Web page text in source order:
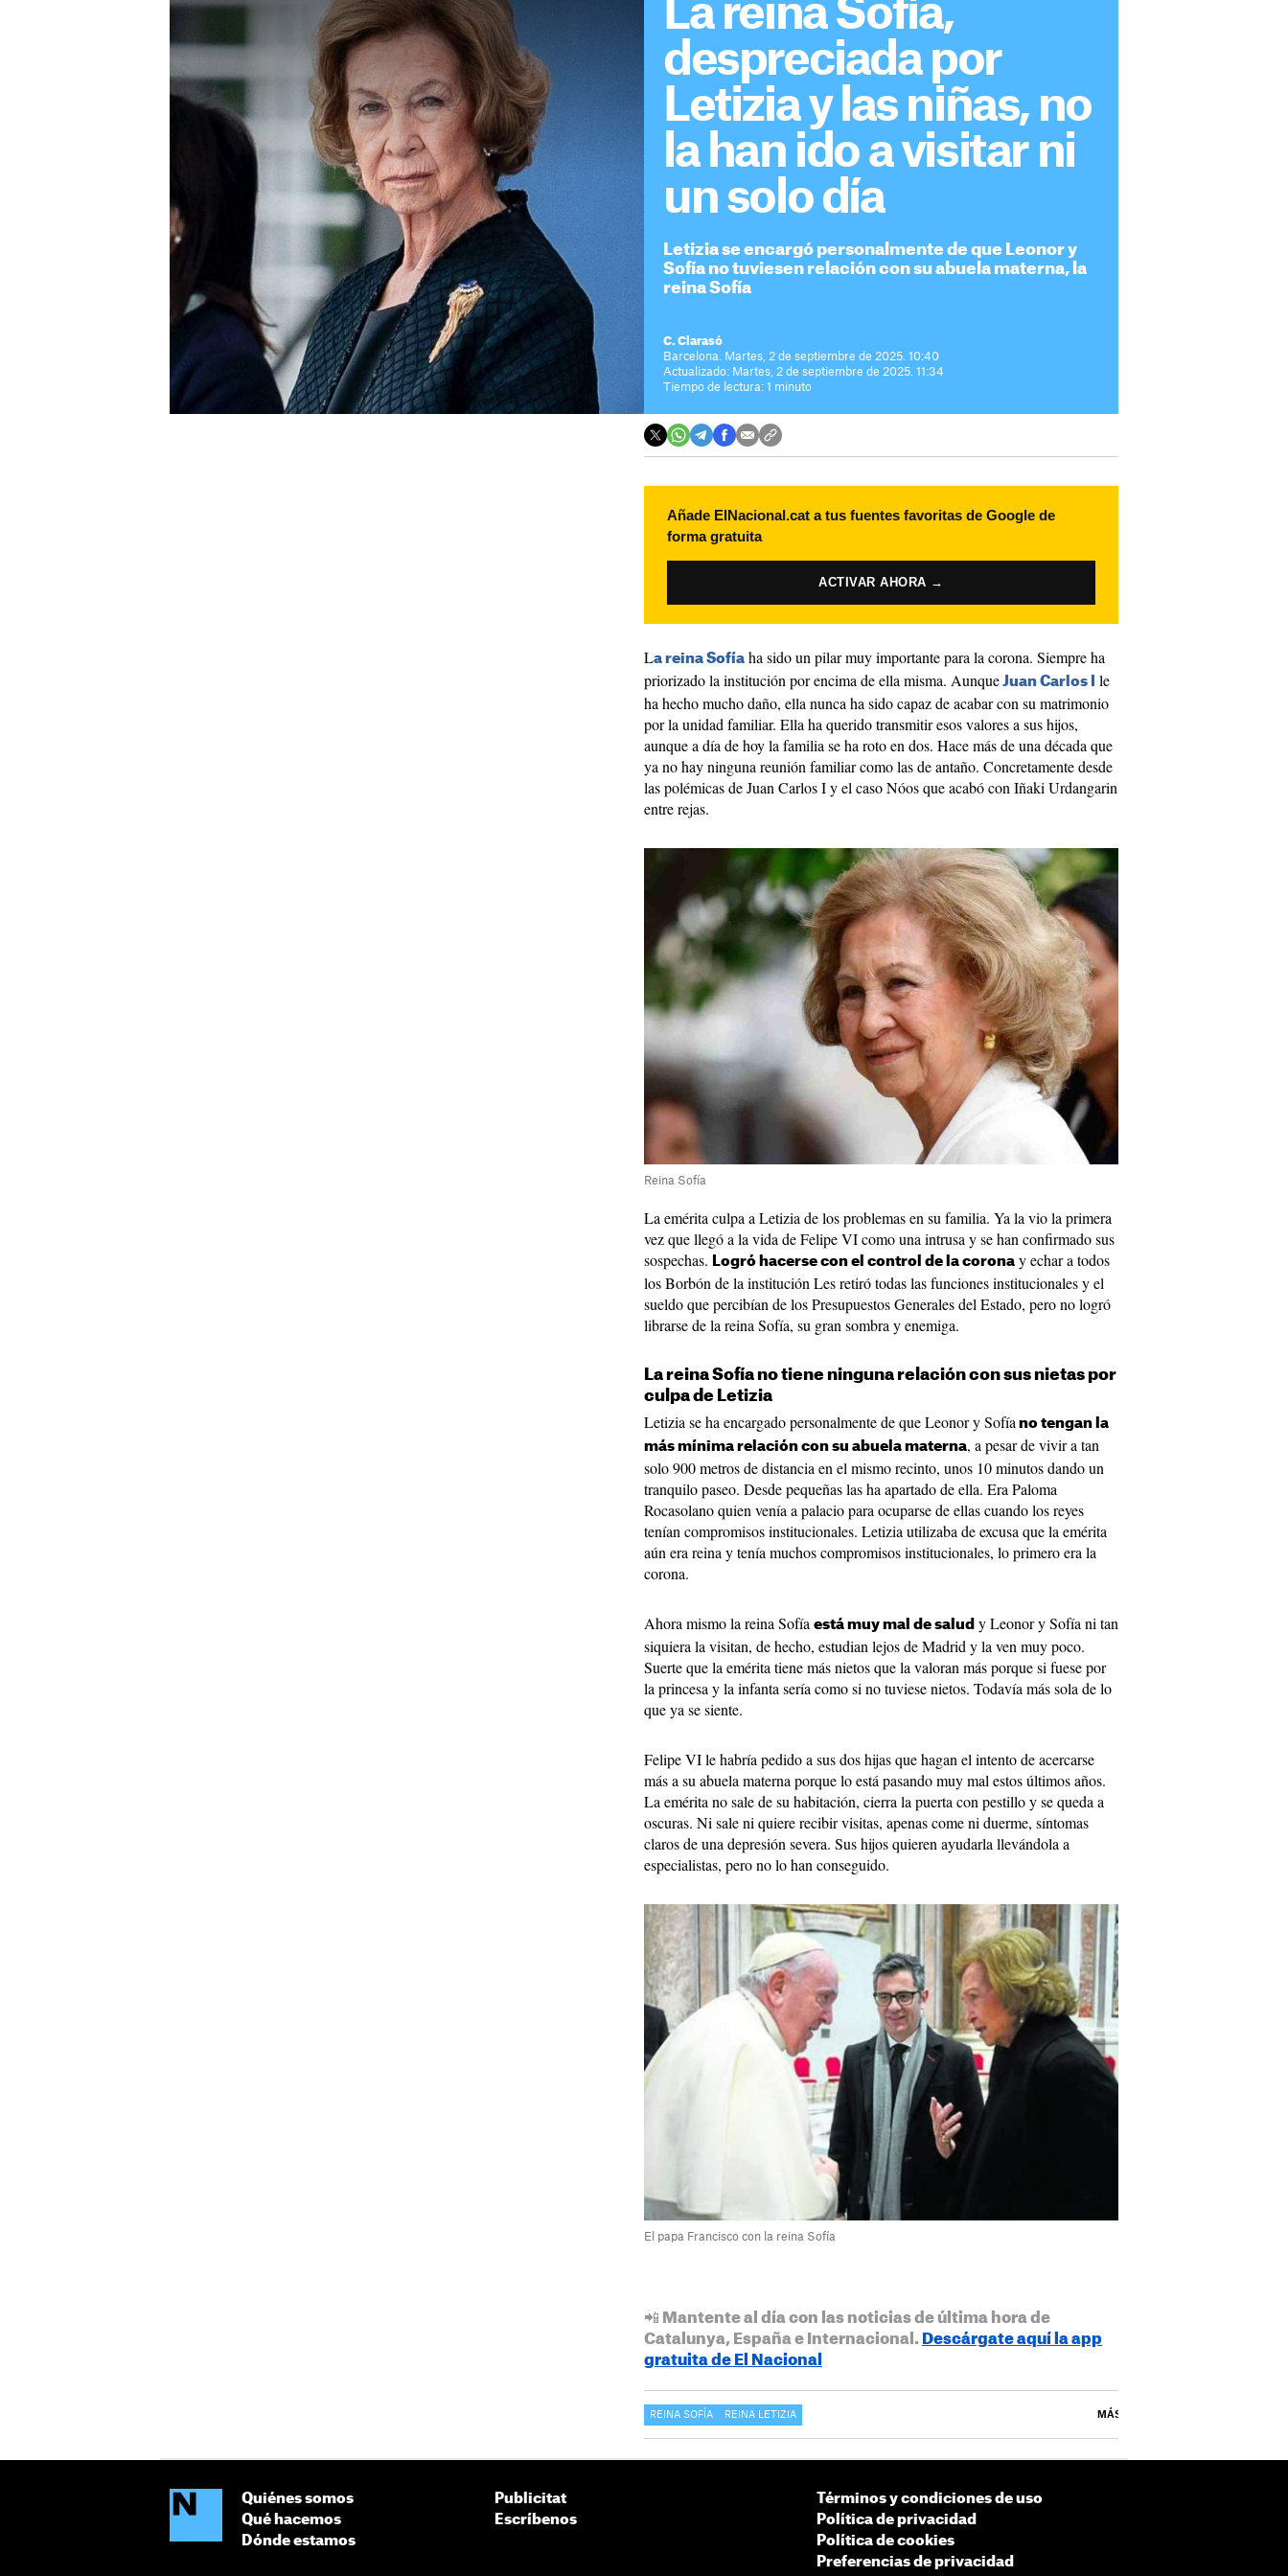
La reina Sofía,
despreciada por
Letizia y las niñas, no
la han ido a visitar ni
un solo día
Letizia se encargó personalmente de que Leonor y
Sofía no tuviesen relación con su abuela materna, la
reina Sofía
C. Clarasó
Barcelona. Martes, 2 de septiembre de 2025. 10:40
Actualizado: Martes, 2 de septiembre de 2025. 11:34
Tiempo de lectura: 1 minuto
Añade ElNacional.cat a tus fuentes favoritas de Google de
forma gratuita
ACTIVAR AHORA →
La reina Sofía ha sido un pilar muy importante para la corona. Siempre ha
priorizado la institución por encima de ella misma. Aunque Juan Carlos I
le
ha hecho mucho daño, ella nunca ha sido capaz de acabar con su matrimonio
por la unidad familiar. Ella ha querido transmitir esos valores a sus hijos,
aunque a día de hoy la familia se ha roto en dos. Hace más de una década que
ya no hay ninguna reunión familiar como las de antaño. Concretamente desde
las polémicas de Juan Carlos I y el caso Nóos que acabó con Iñaki Urdangarin
entre rejas.
Reina Sofía
La emérita culpa a Letizia de los problemas en su familia. Ya la vio la primera
vez que llegó a la vida de Felipe VI como una intrusa y se han confirmado sus
sospechas. Logró hacerse con el control de la corona y echar a todos
los Borbón de la institución Les retiró todas las funciones institucionales y el
sueldo que percibían de los Presupuestos Generales del Estado, pero no logró
librarse de la reina Sofía, su gran sombra y enemiga.
La reina Sofía no tiene ninguna relación con sus nietas por
culpa de Letizia
Letizia se ha encargado personalmente de que Leonor y Sofía no tengan la
más mínima relación con su abuela materna, a pesar de vivir a tan
solo 900 metros de distancia en el mismo recinto, unos 10 minutos dando un
tranquilo paseo. Desde pequeñas las ha apartado de ella. Era Paloma
Rocasolano quien venía a palacio para ocuparse de ellas cuando los reyes
tenían compromisos institucionales. Letizia utilizaba de excusa que la emérita
aún era reina y tenía muchos compromisos institucionales, lo primero era la
corona.
Ahora mismo la reina Sofía está muy mal de salud y Leonor y Sofía ni tan
siquiera la visitan, de hecho, estudian lejos de Madrid y la ven muy poco.
Suerte que la emérita tiene más nietos que la valoran más porque si fuese por
la princesa y la infanta sería como si no tuviese nietos. Todavía más sola de lo
que ya se siente.
Felipe VI le habría pedido a sus dos hijas que hagan el intento de acercarse
más a su abuela materna porque lo está pasando muy mal estos últimos años.
La emérita no sale de su habitación, cierra la puerta con pestillo y se queda a
oscuras. Ni sale ni quiere recibir visitas, apenas come ni duerme, síntomas
claros de una depresión severa. Sus hijos quieren ayudarla llevándola a
especialistas, pero no lo han conseguido.
El papa Francisco con la reina Sofía
📲 Mantente al día con las noticias de última hora de
Catalunya, España e Internacional. Descárgate aquí la app
gratuita de El Nacional
REINA SOFÍA REINA LETIZIA MÁS
Quiénes somos
Qué hacemos
Dónde estamos
Publicitat
Escríbenos
Términos y condiciones de uso
Política de privacidad
Política de cookies
Preferencias de privacidad